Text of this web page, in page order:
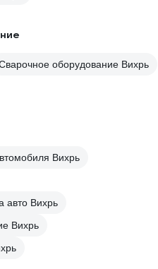
оборудование Вихрь
Вихрь
авто Вихрь
Вихрь